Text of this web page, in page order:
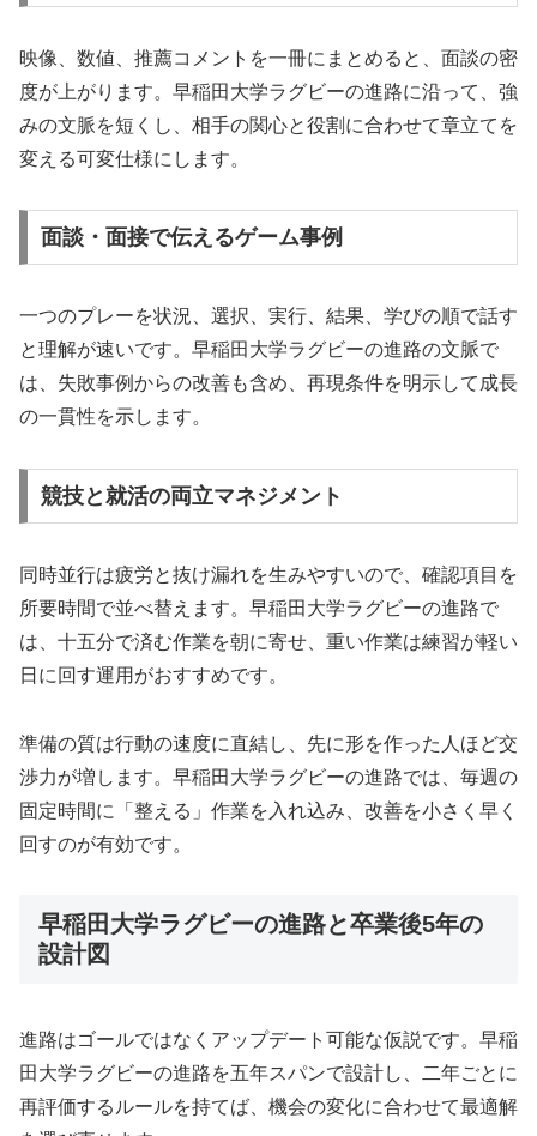
映像、数値、推薦コメントを一冊にまとめると、面談の密
度が上がります。早稲田大学ラグビーの進路に沿って、強
みの文脈を短くし、相手の関心と役割に合わせて章立てを
変える可変仕様にします。
面談・面接で伝えるゲーム事例
一つのプレーを状況、選択、実行、結果、学びの順で話す
と理解が速いです。早稲田大学ラグビーの進路の文脈で
は、失敗事例からの改善も含め、再現条件を明示して成長
の一貫性を示します。
競技と就活の両立マネジメント
同時並行は疲労と抜け漏れを生みやすいので、確認項目を
所要時間で並べ替えます。早稲田大学ラグビーの進路で
は、十五分で済む作業を朝に寄せ、重い作業は練習が軽い
日に回す運用がおすすめです。
準備の質は行動の速度に直結し、先に形を作った人ほど交
渉力が増します。早稲田大学ラグビーの進路では、毎週の
固定時間に「整える」作業を入れ込み、改善を小さく早く
回すのが有効です。
早稲田大学ラグビーの進路と卒業後5年の
設計図
進路はゴールではなくアップデート可能な仮説です。早稲
田大学ラグビーの進路を五年スパンで設計し、二年ごとに
再評価するルールを持てば、機会の変化に合わせて最適解